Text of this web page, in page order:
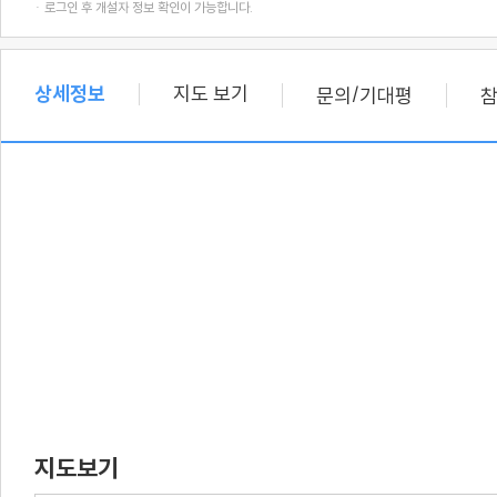
· 로그인 후 개설자 정보 확인이 가능합니다.
상세정보 지도 보기 문의/기대평
지도보기